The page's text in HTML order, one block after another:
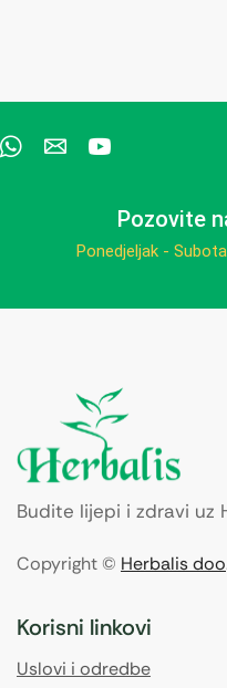
Pozovite
Ponedjeljak -
Budite lijepi i zdravi uz
Copyright © Herbalis doo
Korisni linkovi
Uslovi i odredbe